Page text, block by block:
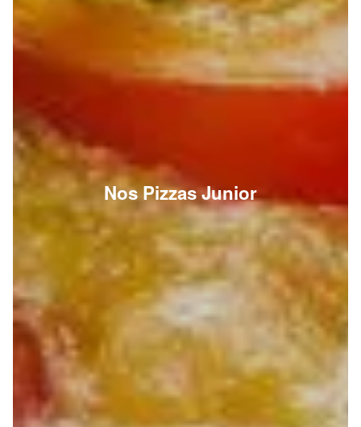
Nos Pizzas Junior